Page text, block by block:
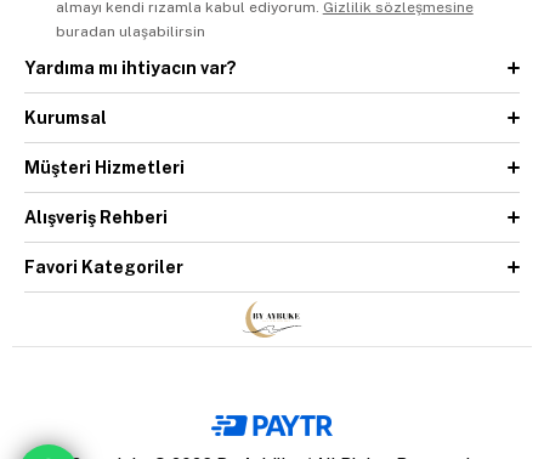
almayı kendi rızamla kabul ediyorum. Gizlilik sözleşmesine
buradan ulaşabilirsin
Yardıma mı ihtiyacın var?
Kurumsal
Müşteri Hizmetleri
Alışveriş Rehberi
Favori Kategoriler